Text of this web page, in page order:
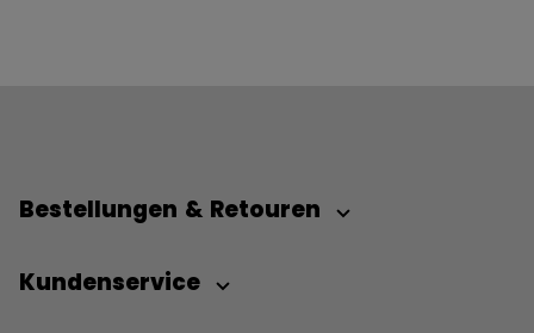
Bestellungen & Retouren
Kundenservice